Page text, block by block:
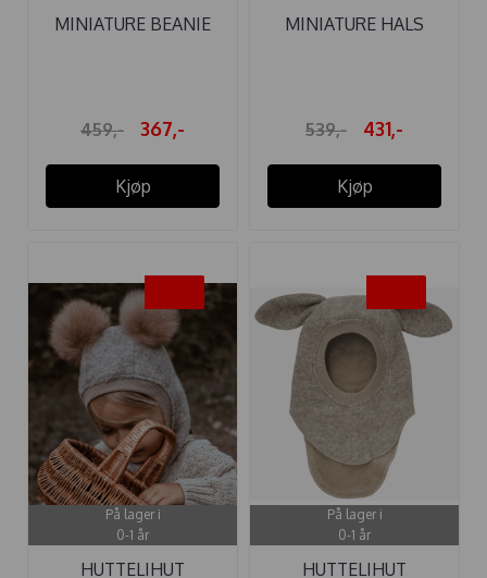
MINIATURE BEANIE
459,- 367,-
Kjøp
MINIATURE HALS
539,- 431,-
Kjøp
På lager i
0-1 år
HUTTELIHUT
På lager i
0-1 år
HUTTELIHUT